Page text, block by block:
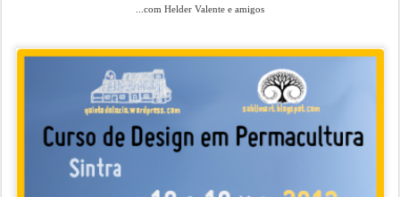
...com Helder Valente e amigos